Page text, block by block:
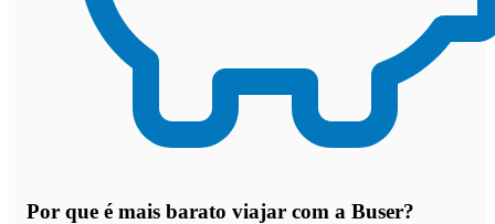
Por que é mais barato viajar com a Buser?